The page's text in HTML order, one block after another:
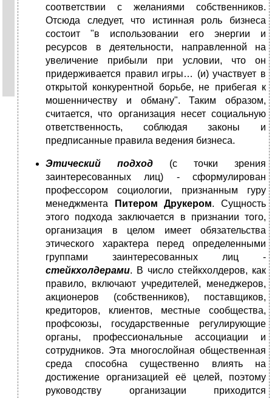
соответствии с желаниями собственников.
Отсюда следует, что истинная роль бизнеса
состоит "в использовании его энергии и
ресурсов в деятельности, направленной на
увеличение прибыли при условии, что он
придерживается правил игры… (и) участвует в
открытой конкурентной борьбе, не прибегая к
мошенничеству и обману". Таким образом,
считается, что организация несет социальную
ответственность, соблюдая законы и
предписанные правила ведения бизнеса.
Этический подход (с точки зрения
заинтересованных лиц) - сформулирован
профессором социологии, признанным гуру
менеджмента
Питером Друкером. Сущность
этого подхода заключается в признании того,
организация в целом имеет обязательства
этического характера перед определенными
группами заинтересованных лиц -
стейкхолдерами. В число стейкхолдеров, как
правило, включают учредителей, менеджеров,
акционеров (собственников), поставщиков,
кредиторов, клиентов, местные сообщества,
профсоюзы, государственные регулирующие
органы, профессиональные ассоциации и
сотрудников. Эта многослойная общественная
среда способна существенно влиять на
достижение организацией её целей, поэтому
руководству организации приходится